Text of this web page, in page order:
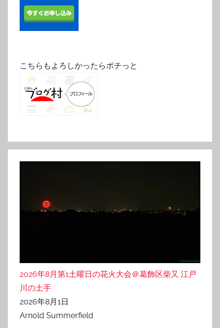
こちらもよろしかったらポチっと
2026年8月第1土曜日の花火大会＠葛飾区柴又 江戸
川の土手
2026年8月1日
Arnold Summerfield